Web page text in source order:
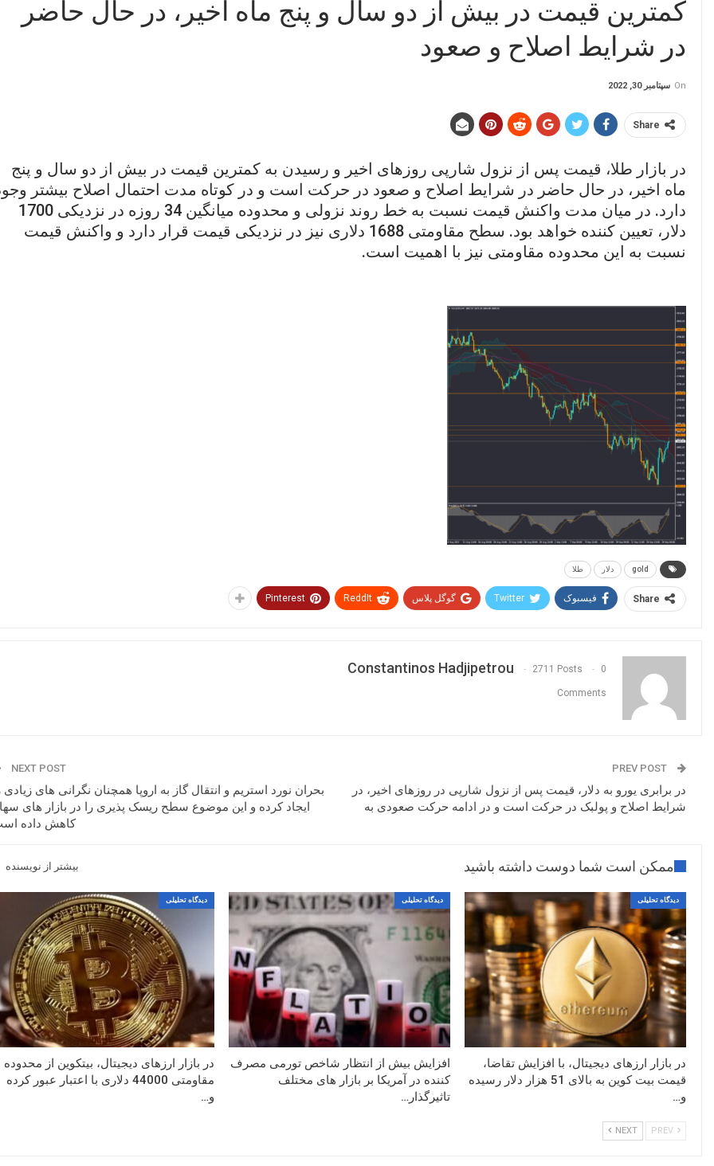
کمترین قیمت در بیش از دو سال و پنج ماه اخیر، در حال حاضر
در شرایط اصلاح و صعود
On سپتامبر 30, 2022
Share
در بازار طلا، قیمت پس از نزول شارپی روزهای اخیر و رسیدن به کمترین قیمت در بیش از دو سال و پنج
ماه اخیر، در حال حاضر در شرایط اصلاح و صعود در حرکت است و در کوتاه مدت احتمال اصلاح بیشتر
دارد. در میان مدت واکنش قیمت نسبت به خط روند نزولی و محدوده میانگین 34 روزه در نزدیکی 1700
دلار، تعیین کننده خواهد بود. سطح مقاومتی 1688 دلاری نیز در نزدیکی قیمت قرار دارد و واکنش قیمت
نسبت به این محدوده مقاومتی نیز با اهمیت است.
gold دلار طلا
Share فیسبوک Twitter گوگل پلاس ReddIt
Pinterest
Constantinos Hadjipetrou 2711 Posts 0
Comments
در برابری یورو به دلار، قیمت پس از نزول شارپی در روزهای اخیر، در
شرایط اصلاح و پولبک در حرکت است و در ادامه حرکت صعودی به
NEXT POST
بحران نورد استریم و انتقال گاز به اروپا همچنان نگرانی های زیادی
ایجاد کرده و این موضوع سطح ریسک پذیری را در بازار های
کاهش داده
ممکن است شما دوست داشته باشید بیشتر از نویسنده
دیدگاه تحلیلی
در بازار ارزهای دیجیتال، با افزایش تقاضا،
قیمت بیت کوین به بالای 51 هزار دلار رسیده
و…
دیدگاه تحلیلی
افزایش بیش از انتظار شاخص تورمی مصرف
کننده در آمریکا بر بازار های مختلف
تاثیرگذار…
دیدگاه تحلیلی
در بازار ارزهای دیجیتال، بیتکوین از محدوده
مقاومتی 44000 دلاری با اعتبار عبور کرده
و…
NEXT